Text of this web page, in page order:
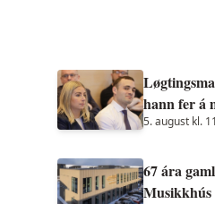
hann fer á
5. august kl.
67 ára